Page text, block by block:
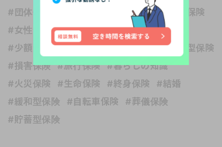
#団体信用生命保険
#変額保険
#外貨建て保険
#女性保険
#子ども #子育て
#学資保険
#少額短期保険
#就業不能保険
#掛け捨て型保険
#損害保険
#旅行保険
#暮らしの知識
#火災保険
#生命保険 #終身保険
#結婚
#緩和型保険
#自転車保険
#葬儀保険
#貯蓄型保険